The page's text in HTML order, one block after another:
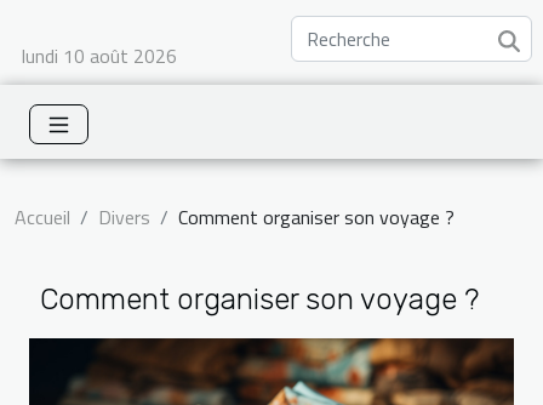
lundi 10 août 2026
Accueil Divers Comment organiser son voyage ?
Comment organiser son voyage ?